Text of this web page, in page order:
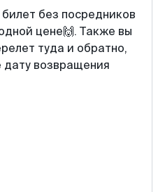
без посредников
цене🙌. Также вы
туда и обратно,
дату возвращения